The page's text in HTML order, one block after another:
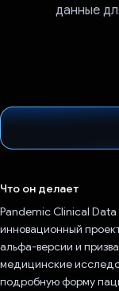
данные
Что он делает
Pandemic Clinical
инновационный
альфа-версии и
медицинские
подробную форму